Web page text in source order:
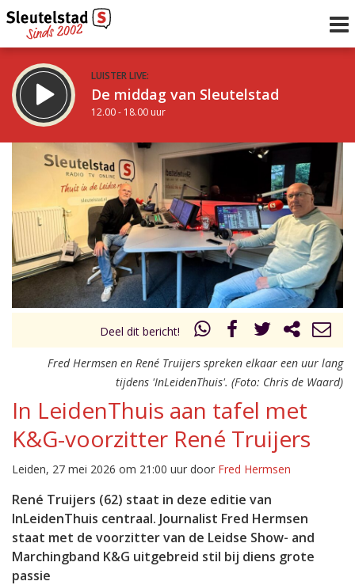
LUISTER LIVE:
De middag van Sleutelstad
12.00 - 18.00 uur
STRAKS:
De vrijdagavond met Keanu
18.00 - 19.00 uur
uur 1 van 0 Volgend uur
Inklappen
Deel dit bericht!
Fred Hermsen en René Truijers spreken elkaar een uur lang
tijdens 'InLeidenThuis'. (Foto: Chris de Waard)
In LeidenThuis aan tafel met
K&G-voorzitter René Truijers
Leiden, 27 mei 2026 om 21:00 uur door Fred Hermsen
René Truijers (62) staat in deze editie van
InLeidenThuis centraal. Journalist Fred Hermsen
staat met de voorzitter van de Leidse Show- and
Marchingband K&G uitgebreid stil bij diens grote
passie